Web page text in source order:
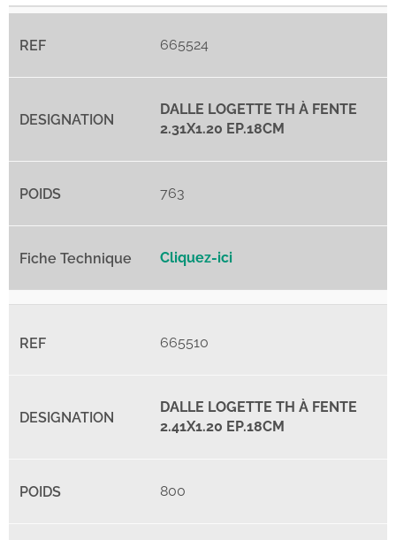
665524
DALLE LOGETTE TH À FENTE
2.31X1.20 EP.18CM
763
Cliquez-ici
665510
DALLE LOGETTE TH À FENTE
2.41X1.20 EP.18CM
800